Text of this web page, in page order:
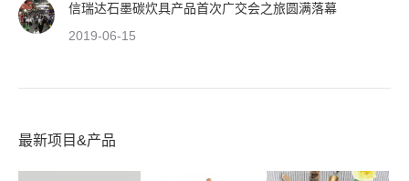
信瑞达石墨碳炊具产品首次广交会之旅圆满落幕
2019-06-15
最新项目&产品